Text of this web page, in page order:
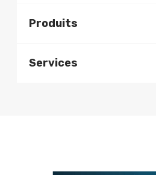
Produits
Services